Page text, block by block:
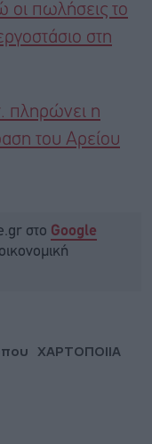
οι πωλήσεις το
στη
πληρώνει η
του Αρείου
στο Google
ΧΑΡΤΟΠΟΙΙΑ